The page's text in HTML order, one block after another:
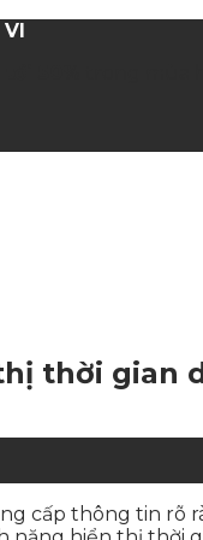
VI
thời gian
cấp thông tin rõ